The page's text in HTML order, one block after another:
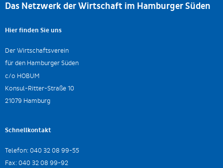
Das Netzwerk der Wirtschaft im Hamburger Süden
Hier finden Sie uns
Der Wirtschaftsverein
für den Hamburger Süden
c/o HOBUM
Konsul-Ritter-Straße 10
21079 Hamburg
Schnellkontakt
Telefon: 040 32 08 99-55
Fax: 040 32 08 99-92